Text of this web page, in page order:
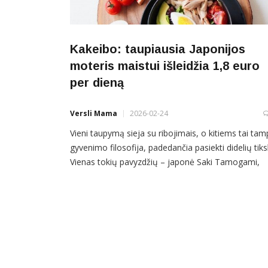
Kakeibo: taupiausia Japonijos
moteris maistui išleidžia 1,8 euro
per dieną
Versli Mama 2026-02-24
Vieni taupymą sieja su ribojimais, o kitiems tai
gyvenimo filosofija, padedančia pasiekti didelių
Vienas tokių pavyzdžių – japonė Saki Tamogami,